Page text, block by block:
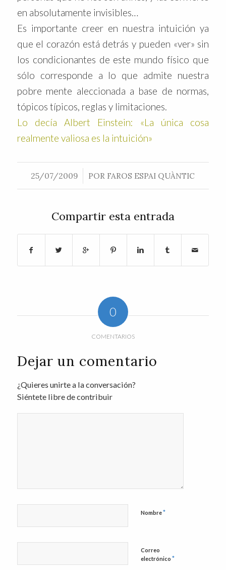
en absolutamente invisibles…
Es importante creer en nuestra intuición ya
que el corazón está detrás y pueden «ver» sin
los condicionantes de este mundo físico que
sólo corresponde a lo que admite nuestra
pobre mente aleccionada a base de normas,
tópicos típicos, reglas y limitaciones.
Lo decía Albert Einstein: «La única cosa
realmente valiosa es la intuición»
25/07/2009
/ POR FAROS ESPAI QUÀNTIC
Compartir esta entrada
0
COMENTARIOS
Dejar un comentario
¿Quieres unirte a la conversación?
Siéntete libre de contribuir
Nombre*
Correo
electrónico *